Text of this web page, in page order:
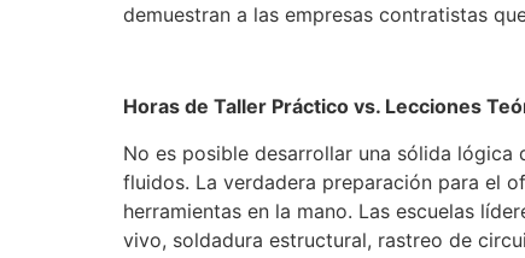
demuestran a las empresas contratistas
Horas de Taller Práctico vs. Lecciones
No es posible desarrollar una sólida
fluidos. La verdadera preparación para el
herramientas en la mano. Las escuelas
vivo, soldadura estructural, rastreo de